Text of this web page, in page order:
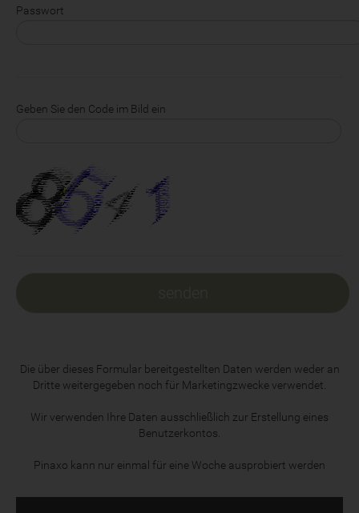
Passwort
Geben Sie den Code im Bild ein
Die über dieses Formular bereitgestellten Daten werden weder an
Dritte weitergegeben noch für Marketingzwecke verwendet.
Wir verwenden Ihre Daten ausschließlich zur Erstellung eines
Benutzerkontos.
Pinaxo kann nur einmal für eine Woche ausprobiert werden